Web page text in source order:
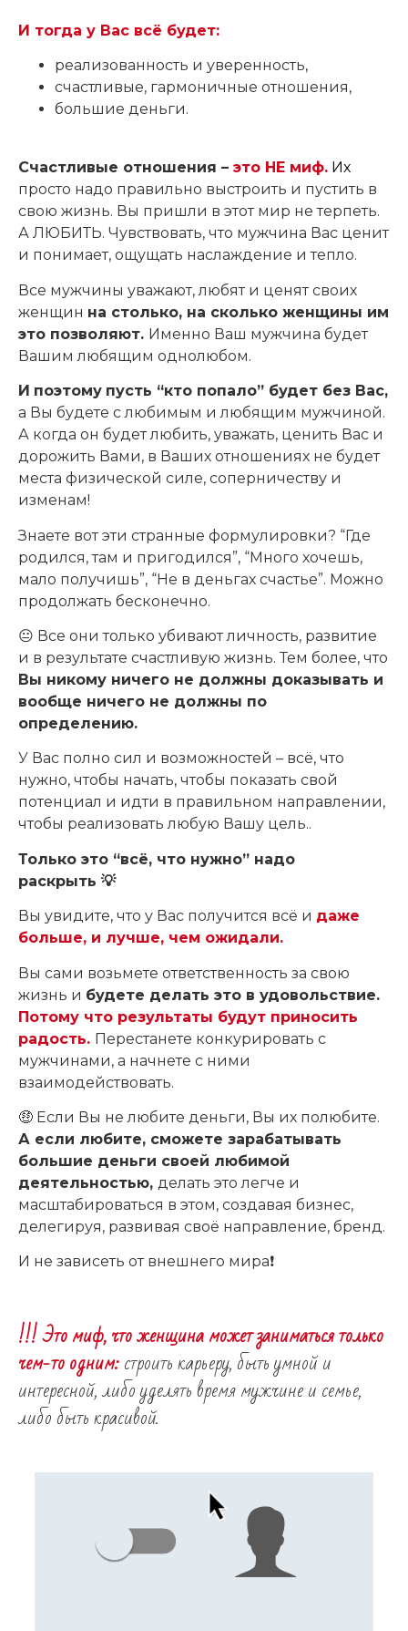
И тогда у Вас всё будет:
реализованность и уверенность,
счастливые, гармоничные отношения,
большие деньги.
Счастливые отношения – это НЕ миф. Их
просто надо правильно выстроить и пустить в
свою жизнь. Вы пришли в этот мир не терпеть.
А ЛЮБИТЬ. Чувствовать, что мужчина Вас ценит
и понимает, ощущать наслаждение и тепло.
Все мужчины уважают, любят и ценят своих
женщин на столько, на сколько женщины им
это позволяют. Именно Ваш мужчина будет
Вашим любящим однолюбом.
И поэтому пусть “кто попало” будет без Вас,
а Вы будете с любимым и любящим мужчиной.
А когда он будет любить, уважать, ценить Вас и
дорожить Вами, в Ваших отношениях не будет
места физической силе, соперничеству и
изменам!
Знаете вот эти странные формулировки? “Где
родился, там и пригодился”, “Много хочешь,
мало получишь”, “Не в деньгах счастье”. Можно
продолжать бесконечно.
😐 Все они только убивают личность, развитие
и в результате счастливую жизнь. Тем более, что
Вы никому ничего не должны доказывать и
вообще ничего не должны по
определению.
У Вас полно сил и возможностей – всё, что
нужно, чтобы начать, чтобы показать свой
потенциал и идти в правильном направлении,
чтобы реализовать любую Вашу цель..
Только это “всё, что нужно” надо
раскрыть 💡
Вы увидите, что у Вас получится всё и даже
больше, и лучше, чем ожидали.
Вы сами возьмете ответственность за свою
жизнь и будете делать это в удовольствие.
Потому что результаты будут приносить
радость. Перестанете конкурировать с
мужчинами, а начнете с ними
взаимодействовать.
🤑 Если Вы не любите деньги, Вы их полюбите.
А если любите, сможете зарабатывать
большие деньги своей любимой
деятельностью, делать это легче и
масштабироваться в этом, создавая бизнес,
делегируя, развивая своё направление, бренд.
И не зависеть от внешнего мира❗️
!!! Это миф, что женщина может заниматься только
чем-то одним:строить карьеру, быть умной и
интересной, либо уделять время мужчине и семье,
либо быть красивой.